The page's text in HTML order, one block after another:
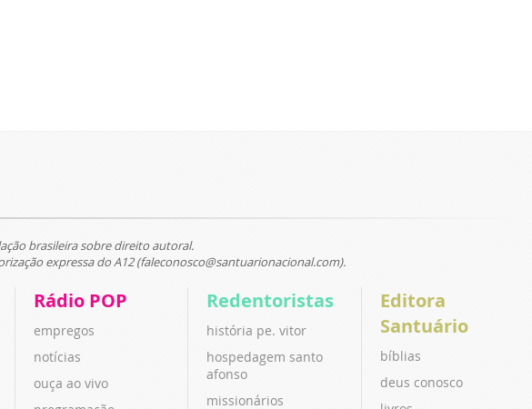
brasileira sobre direito autoral.
expressa do A12 (faleconosco@santuarionacional.com).
Rádio POP
empregos
notícias
ouça ao vivo
Redentoristas
história pe. vitor
hospedagem santo
afonso
missionários
Editora
Santuário
bíblias
deus conosco